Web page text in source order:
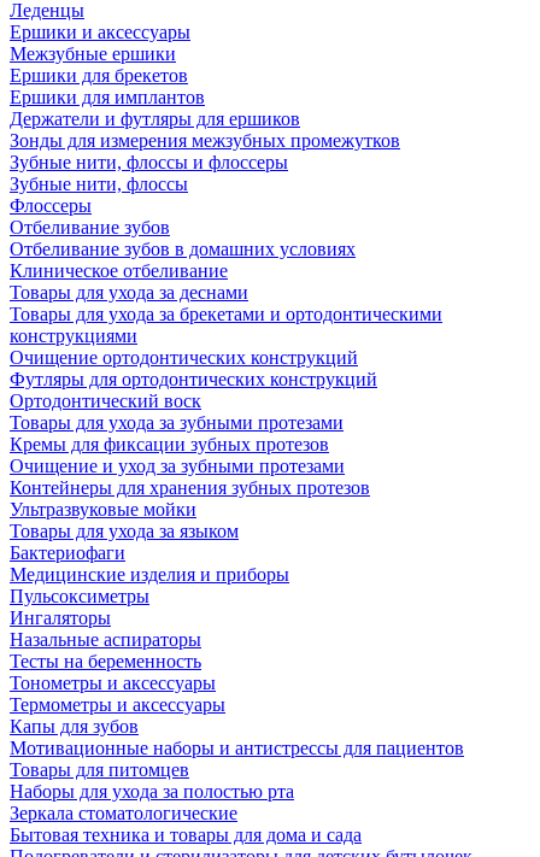
Леденцы
Ершики и аксессуары
Межзубные ершики
Ершики для брекетов
Ершики для имплантов
Держатели и футляры для ершиков
Зонды для измерения межзубных промежутков
Зубные нити, флоссы и флоссеры
Зубные нити, флоссы
Флоссеры
Отбеливание зубов
Отбеливание зубов в домашних условиях
Клиническое отбеливание
Товары для ухода за деснами
Товары для ухода за брекетами и ортодонтическими
конструкциями
Очищение ортодонтических конструкций
Футляры для ортодонтических конструкций
Ортодонтический воск
Товары для ухода за зубными протезами
Кремы для фиксации зубных протезов
Очищение и уход за зубными протезами
Контейнеры для хранения зубных протезов
Ультразвуковые мойки
Товары для ухода за языком
Бактериофаги
Медицинские изделия и приборы
Пульсоксиметры
Ингаляторы
Назальные аспираторы
Тесты на беременность
Тонометры и аксессуары
Термометры и аксессуары
Капы для зубов
Мотивационные наборы и антистрессы для пациентов
Товары для питомцев
Наборы для ухода за полостью рта
Зеркала стоматологические
Бытовая техника и товары для дома и сада